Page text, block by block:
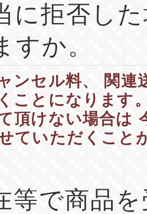
に拒否し
すか。
ンセル料、 関連
ことになります
頂けない場合は
ていただくこと
等で商品